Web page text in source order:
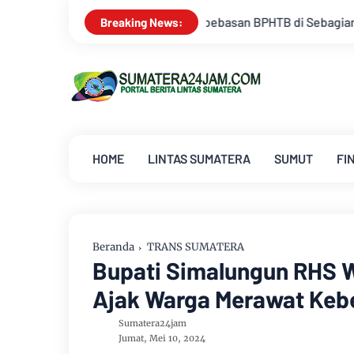
Breaking News:
di Sebagian Lahan Kemarau Memuncak, Debit
HOME LINTAS SUMATERA SUMUT
Beranda TRANS SUMATERA
Bupati Simalungun RHS
Ajak Warga Merawat
Sumatera24jam
Jumat, Mei 10, 2024